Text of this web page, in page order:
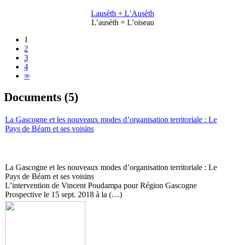
Lausèth + L’Ausèth
L’ausèth = L’oiseau
1
2
3
4
∞
Documents (5)
La Gascogne et les nouveaux modes d’organisation territoriale : Le
Pays de Béarn et ses voisins
La Gascogne et les nouveaux modes d’organisation territoriale : Le
Pays de Béarn et ses voisins
L’intervention de Vincent Poudampa pour Région Gascogne
Prospective le 15 sept. 2018 à la (…)